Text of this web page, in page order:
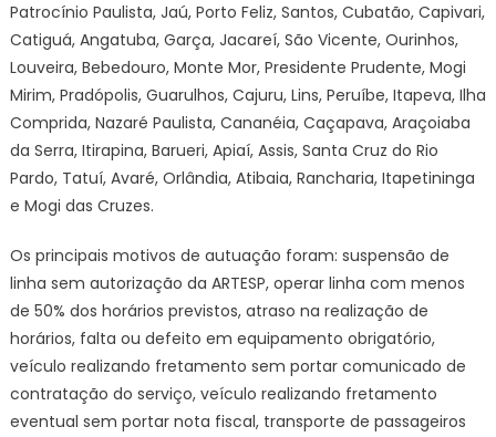
Patrocínio Paulista, Jaú, Porto Feliz, Santos, Cubatão, Capivari,
Catiguá, Angatuba, Garça, Jacareí, São Vicente, Ourinhos,
Louveira, Bebedouro, Monte Mor, Presidente Prudente, Mogi
Mirim, Pradópolis, Guarulhos, Cajuru, Lins, Peruíbe, Itapeva, Ilha
Comprida, Nazaré Paulista, Cananéia, Caçapava, Araçoiaba
da Serra, Itirapina, Barueri, Apiaí, Assis, Santa Cruz do Rio
Pardo, Tatuí, Avaré, Orlândia, Atibaia, Rancharia, Itapetininga
e Mogi das Cruzes.
Os principais motivos de autuação foram: suspensão de
linha sem autorização da ARTESP, operar linha com menos
de 50% dos horários previstos, atraso na realização de
horários, falta ou defeito em equipamento obrigatório,
veículo realizando fretamento sem portar comunicado de
contratação do serviço, veículo realizando fretamento
eventual sem portar nota fiscal, transporte de passageiros